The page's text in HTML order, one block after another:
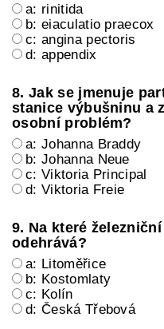
a: rinitida
b: eiaculatio praecox
c: angina pectoris
d: appendix
8. Jak se jmenuje
stanice výbušninu a
osobní problém?
a: Johanna Braddy
b: Johanna Neue
c: Viktoria Principal
d: Viktoria Freie
9. Na které
odehrává?
a: Litoměřice
b: Kostomlaty
c: Kolín
d: Česká Třebová